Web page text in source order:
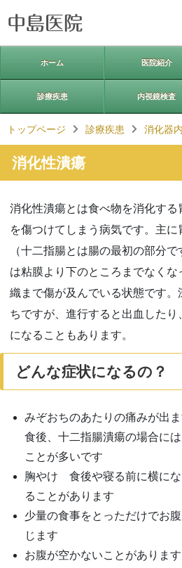
ホーム 医院紹介
診療疾患 内視鏡検査
トップページ 診療疾患 消化器
消化性潰瘍
消化性潰瘍とは食べ物を消化す
を傷つけてしまう病気です。主
（十二指腸とは腸の最初の部分
は粘膜より下のところまでなくな
織まで傷が及んでいる状態です。
ちですが、進行すると出血した
になることもあります。
どんな症状になるの？
みぞおちのあたりの痛みが出
食後、十二指腸潰瘍の場合に
ことが多いです
胸やけ 食後や寝る前に横に
ることがあります
少量の食事をとっただけでお
じます
お腹が空かないことがあります